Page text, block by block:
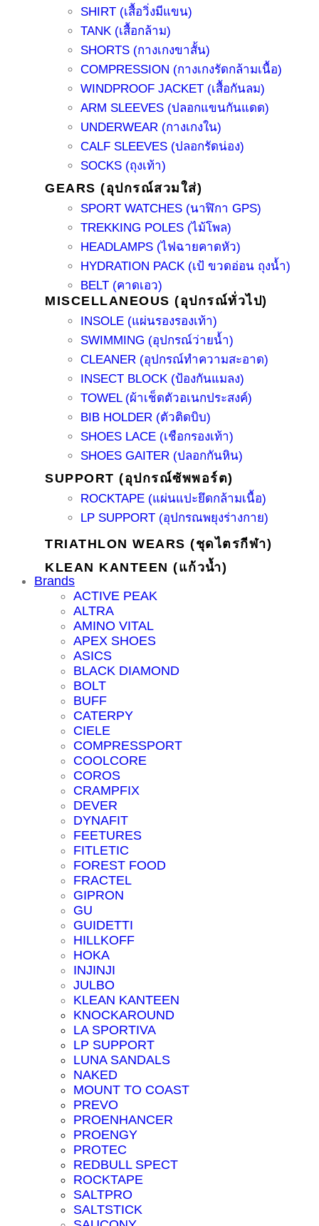
SHIRT (เสื้อวิ่งมีแขน)
TANK (เสื้อกล้าม)
SHORTS (กางเกงขาสั้น)
COMPRESSION (กางเกงรัดกล้ามเนื้อ)
WINDPROOF JACKET (เสื้อกันลม)
ARM SLEEVES (ปลอกแขนกันแดด)
UNDERWEAR (กางเกงใน)
CALF SLEEVES (ปลอกรัดน่อง)
SOCKS (ถุงเท้า)
GEARS (อุปกรณ์สวมใส่)
SPORT WATCHES (นาฬิกา GPS)
TREKKING POLES (ไม้โพล)
HEADLAMPS (ไฟฉายคาดหัว)
HYDRATION PACK (เป้ ขวดอ่อน ถุงน้ำ)
BELT (คาดเอว)
MISCELLANEOUS (อุปกรณ์ทั่วไป)
INSOLE (แผ่นรองรองเท้า)
SWIMMING (อุปกรณ์ว่ายน้ำ)
CLEANER (อุปกรณ์ทำความสะอาด)
INSECT BLOCK (ป้องกันแมลง)
TOWEL (ผ้าเช็ดตัวอเนกประสงค์)
BIB HOLDER (ตัวติดบิบ)
SHOES LACE (เชือกรองเท้า)
SHOES GAITER (ปลอกกันหิน)
SUPPORT (อุปกรณ์ซัพพอร์ต)
ROCKTAPE (แผ่นแปะยึดกล้ามเนื้อ)
LP SUPPORT (อุปกรณพยุงร่างกาย)
TRIATHLON WEARS (ชุดไตรกีฬา)
KLEAN KANTEEN (แก้วน้ำ)
Brands
ACTIVE PEAK
ALTRA
AMINO VITAL
APEX SHOES
ASICS
BLACK DIAMOND
BOLT
BUFF
CATERPY
CIELE
COMPRESSPORT
COOLCORE
COROS
CRAMPFIX
DEVER
DYNAFIT
FEETURES
FITLETIC
FOREST FOOD
FRACTEL
GIPRON
GU
GUIDETTI
HILLKOFF
HOKA
INJINJI
JULBO
KLEAN KANTEEN
KNOCKAROUND
LA SPORTIVA
LP SUPPORT
LUNA SANDALS
NAKED
MOUNT TO COAST
PREVO
PROENHANCER
PROENGY
PROTEC
REDBULL SPECT
ROCKTAPE
SALTPRO
SALTSTICK